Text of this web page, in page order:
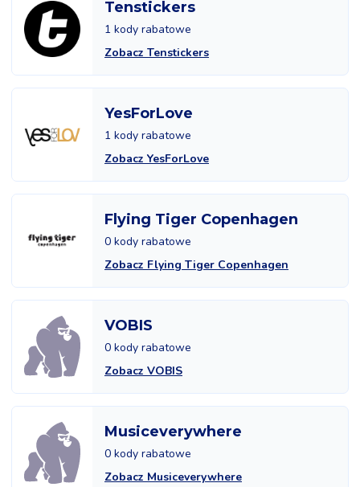
Tenstickers
1 kody rabatowe
Zobacz Tenstickers
YesForLove
1 kody rabatowe
Zobacz YesForLove
Flying Tiger Copenhagen
0 kody rabatowe
Zobacz Flying Tiger Copenhagen
VOBIS
0 kody rabatowe
Zobacz VOBIS
Musiceverywhere
0 kody rabatowe
Zobacz Musiceverywhere